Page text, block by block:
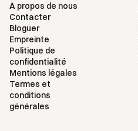
À propos de nous
Contacter
Bloguer
Empreinte
Politique de
confidentialité
Mentions légales
Termes et
conditions
générales